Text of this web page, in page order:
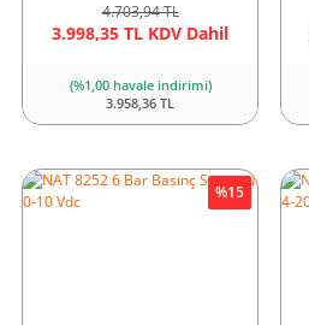
4.703,94 TL
3.998,35 TL KDV Dahil
(%1,00 havale indirimi)
3.958,36 TL
%15